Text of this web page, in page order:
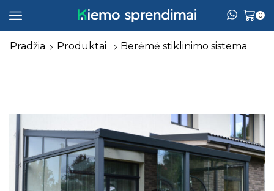
0
Pradžia Produktai Berėmė stiklinimo sistema